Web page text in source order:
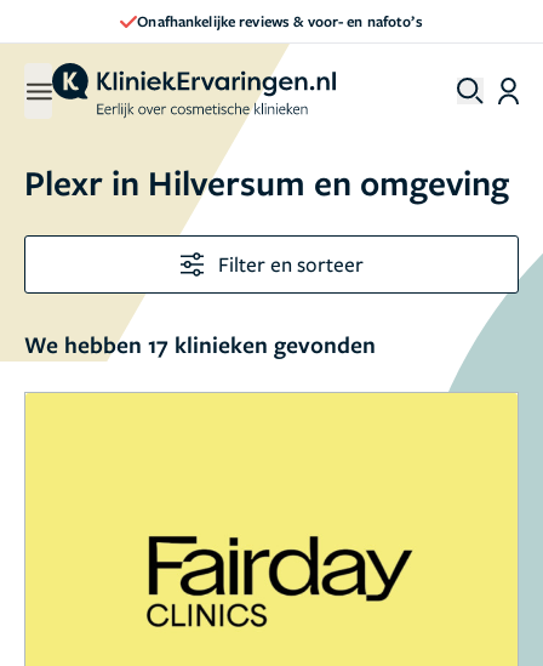
Onafhankelijke reviews & voor- en nafoto’s
Plexr in Hilversum en omgeving
Filter en sorteer
We hebben 17 klinieken gevonden